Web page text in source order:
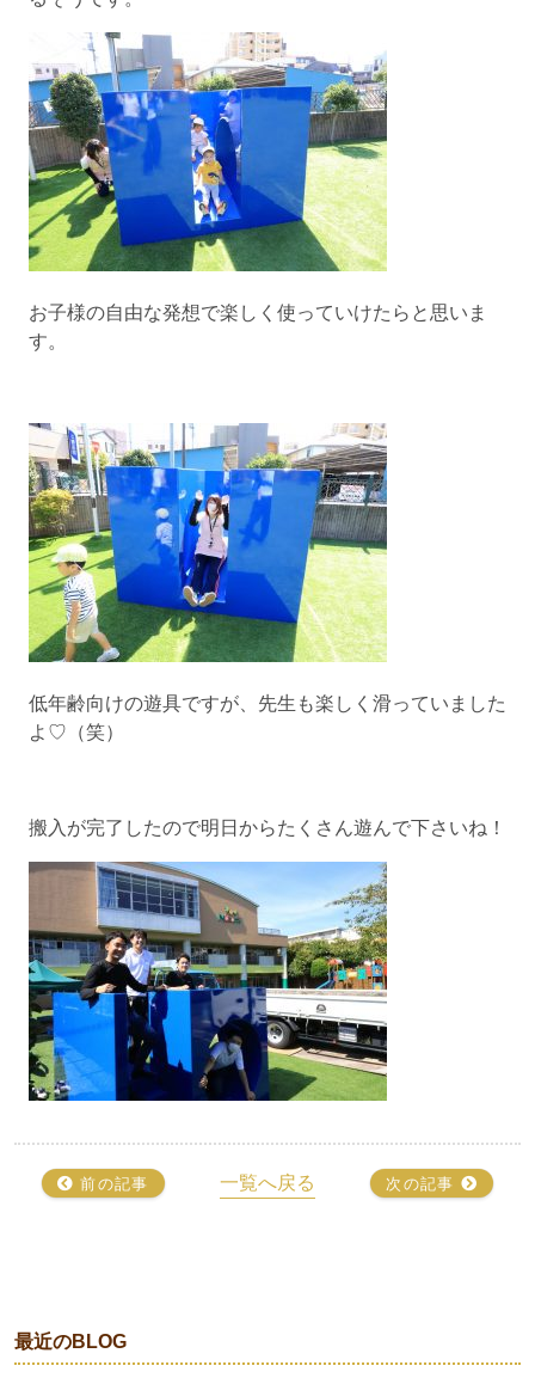
お子様の自由な発想で楽しく使っていけたらと思いま
す。
低年齢向けの遊具ですが、先生も楽しく滑っていました
よ♡（笑）
搬入が完了したので明日からたくさん遊んで下さいね！
前の記事 一覧へ戻る 次の記事
最近のBLOG